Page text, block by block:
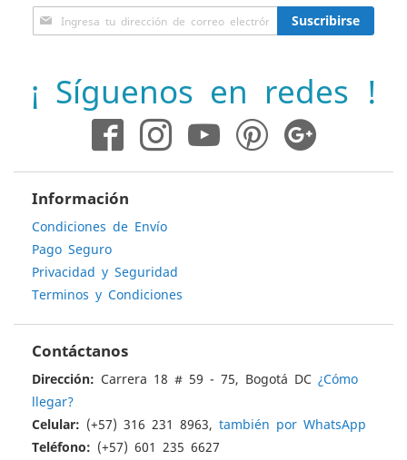
Inscríbase
a
de
noticias:
Suscribirse
¡ Síguenos en redes !
Información
Condiciones de Envío
Pago Seguro
Privacidad y Seguridad
Terminos y Condiciones
Contáctanos
Dirección: Carrera 18 # 59 - 75, Bogotá DC ¿Cómo
llegar?
Celular: (+57) 316 231 8963, también por WhatsApp
Teléfono: (+57) 601 235 6627